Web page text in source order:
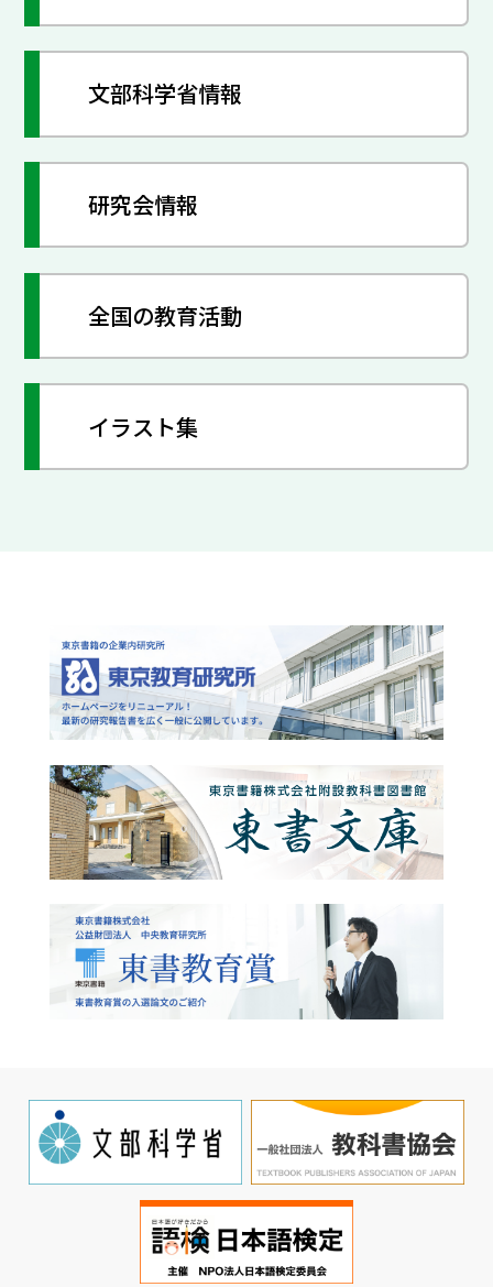
文部科学省情報
研究会情報
全国の教育活動
イラスト集